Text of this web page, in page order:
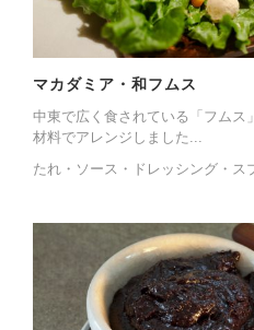
マカダミア・和フムス
中東で広く食されている「フムス
材料でアレンジしました...
たれ・ソース・ドレッシング・ス